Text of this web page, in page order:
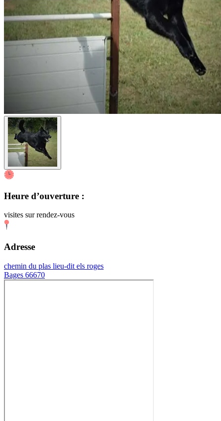
Heure d’ouverture :
visites sur rendez-vous
Adresse
chemin du plas lieu-dit els roges
Bages 66670